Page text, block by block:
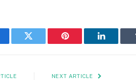
Twitter Pinterest LinkedIn
NEXT ARTICLE